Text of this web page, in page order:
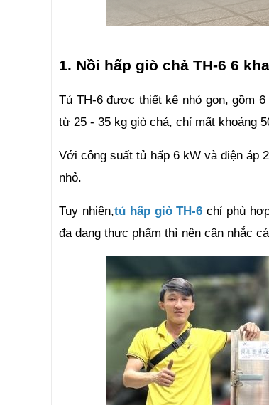
1. Nồi hấp giò chả TH-6 6
Tủ TH-6 được thiết kế nhỏ gọn, gồm
từ 25 - 35 kg giò chả, chỉ mất khoảng
Với công suất tủ hấp 6 kW và điện áp
nhỏ.
Tuy nhiên,tủ hấp giò TH-6 chỉ phù
đa dạng thực phẩm thì nên cân nhắc